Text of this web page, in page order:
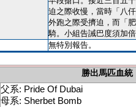
迫之際收慢，當時「八
外跑之際受擠迫，而「
騎。小組告誡巴度須加
無特別報告。
勝出馬匹血統
父系: Pride Of Dubai
母系: Sherbet Bomb